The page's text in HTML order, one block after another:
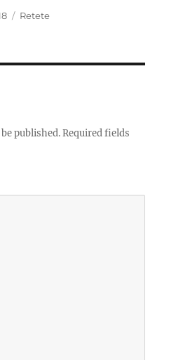
Categories
Retete
published. Required fields